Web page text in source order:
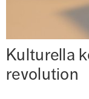
Kulturella
revolution